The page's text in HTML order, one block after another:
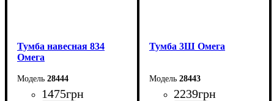
Тумба навесная 834
Омега
28444
1475грн
Тумба 3Ш Омега
28443
2239грн